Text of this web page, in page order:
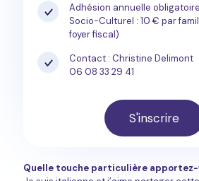
Adhésion annuelle
Socio-Culturel : 10 € par
foyer fiscal)
Contact : Christine Delimont
06 08 33 29 41
S'inscrire
Quelle touche particulière apportez-